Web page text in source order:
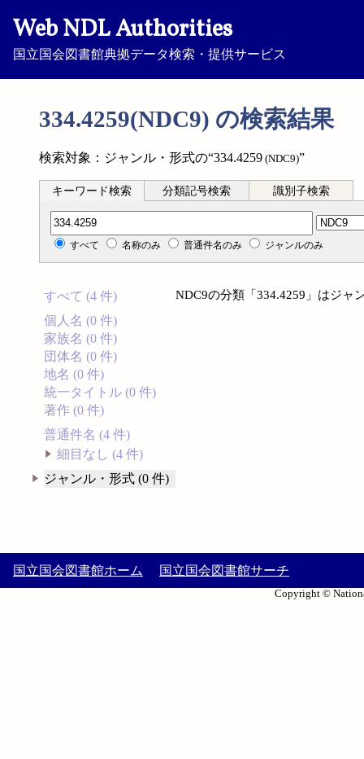
Web NDL Authorities
国立国会図書館典拠データ検索・提供サービス
334.4259(NDC9) の検索結果
検索対象：ジャンル・形式の“334.4259 (NDC9)”
キーワード検索 分類記号検索 識別子検索
分類記号検索
すべて 名称のみ 普通件名のみ ジャンルのみ
すべて (4 件)
個人名 (0 件)
家族名 (0 件)
団体名 (0 件)
地名 (0 件)
統一タイトル (0 件)
著作 (0 件)
普通件名 (4 件)
細目なし (4 件)
ジャンル・形式 (0 件)
NDC9の分類「334.4259」はジャ
国立国会図書館ホーム 国立国会図書館サーチ
Copyright ©